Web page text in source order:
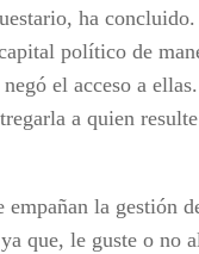
ha
político de
el acceso a
a quien
la gestión
que, le guste o no